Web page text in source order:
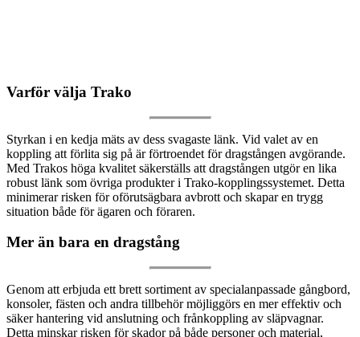
Varför välja Trako
Styrkan i en kedja mäts av dess svagaste länk. Vid valet av en
koppling att förlita sig på är förtroendet för dragstången avgörande.
Med Trakos höga kvalitet säkerställs att dragstången utgör en lika
robust länk som övriga produkter i Trako-kopplingssystemet. Detta
minimerar risken för oförutsägbara avbrott och skapar en trygg
situation både för ägaren och föraren.
Mer än bara en dragstång
Genom att erbjuda ett brett sortiment av specialanpassade gångbord,
konsoler, fästen och andra tillbehör möjliggörs en mer effektiv och
säker hantering vid anslutning och frånkoppling av släpvagnar.
Detta minskar risken för skador på både personer och material,